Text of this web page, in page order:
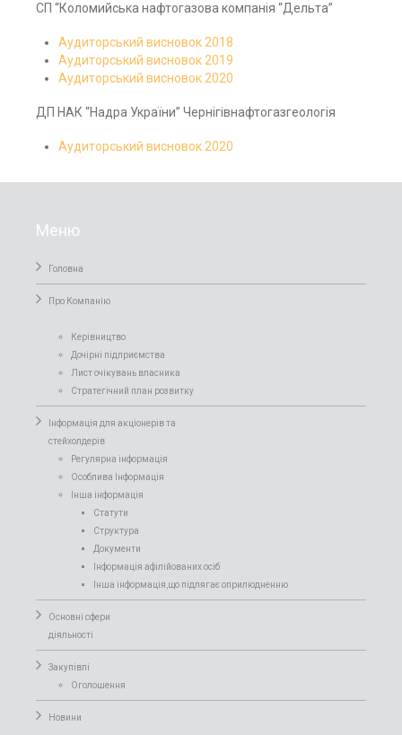
СП “Коломийська нафтогазова компанія “Дельта”
Аудиторський висновок 2018
Аудиторський висновок 2019
Аудиторський висновок 2020
ДП НАК “Надра України” Чернігівнафтогазгеологія
Аудиторський висновок 2020
Меню
Головна
Про Компанiю
Керівництво
Дочірні підприємства
Лист очікувань власника
Стратегічний план розвитку
Інформація для акціонерів та
стейхолдерів
Регулярна інформація
Особлива Інформація
Інша інформація
Статути
Структура
Документи
Інформація афілійованих осіб
Інша інформація,що підлягає оприлюдненню
Основні сфери
діяльності
Закупівлі
Оголошення
Новини